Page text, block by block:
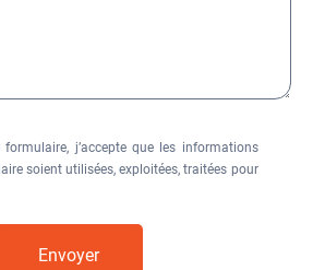
j’accepte que les informations
soient utilisées, exploitées, traitées pour